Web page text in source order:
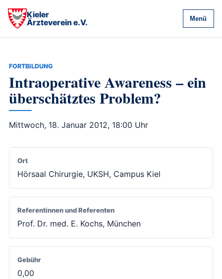
Kieler
Ärzteverein e.V.
Menü
FORTBILDUNG
Intraoperative Awareness – ein
überschätztes Problem?
Mittwoch, 18. Januar 2012, 18:00 Uhr
Ort
Hörsaal Chirurgie, UKSH, Campus Kiel
Referentinnen und Referenten
Prof. Dr. med. E. Kochs, München
Gebühr
0,00